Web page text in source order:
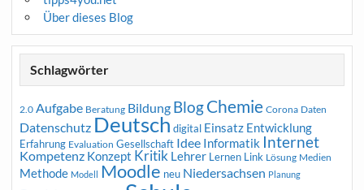
Über dieses Blog
Schlagwörter
2.0 Aufgabe Beratung Bildung BlogChemie Corona Daten
Datenschutz Deutsch digital Einsatz Entwicklung
Erfahrung Evaluation Gesellschaft Idee Informatik Internet
Kompetenz Konzept Kritik Lehrer Lernen Link Lösung Medien
Methode Modell Moodle neu Niedersachsen Planung